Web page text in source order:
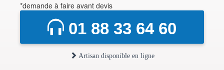
*demande à faire avant devis
01 88 33 64 60
Artisan disponible en ligne